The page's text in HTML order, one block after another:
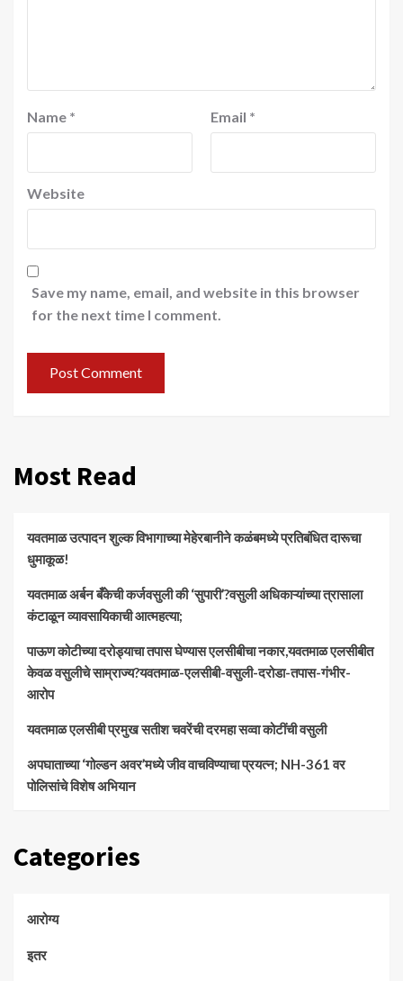
Name * Email *
Website
Save my name, email, and website in this browser
for the next time I comment.
Most Read
यवतमाळ उत्पादन शुल्क विभागाच्या मेहेरबानीने कळंबमध्ये प्रतिबंधित दारूचा
धुमाकूळ!
​यवतमाळ अर्बन बँकेची कर्जवसुली की ‘सुपारी’?वसुली अधिकाऱ्यांच्या त्रासाला
कंटाळून व्यावसायिकाची आत्महत्या;
पाऊण कोटीच्या दरोड्याचा तपास घेण्यास एलसीबीचा नकार,यवतमाळ एलसीबीत
केवळ वसुलीचे साम्राज्य?यवतमाळ-एलसीबी-वसुली-दरोडा-तपास-गंभीर-
आरोप
यवतमाळ एलसीबी प्रमुख सतीश चवरेंची दरमहा सव्वा कोटींची वसुली
अपघाताच्या ‘गोल्डन अवर’मध्ये जीव वाचविण्याचा प्रयत्न; NH-361 वर
पोलिसांचे विशेष अभियान
Categories
आरोग्य
इतर